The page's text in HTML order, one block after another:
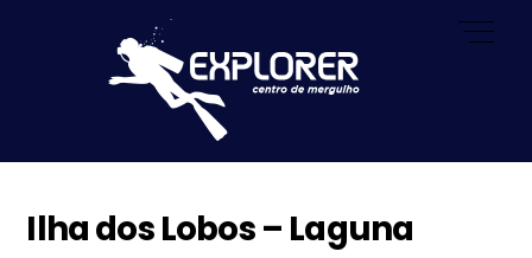
Ilha dos Lobos – Laguna